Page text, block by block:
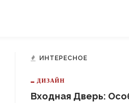
ИНТЕРЕСНОЕ
ДИЗАЙН
Входная Дверь: